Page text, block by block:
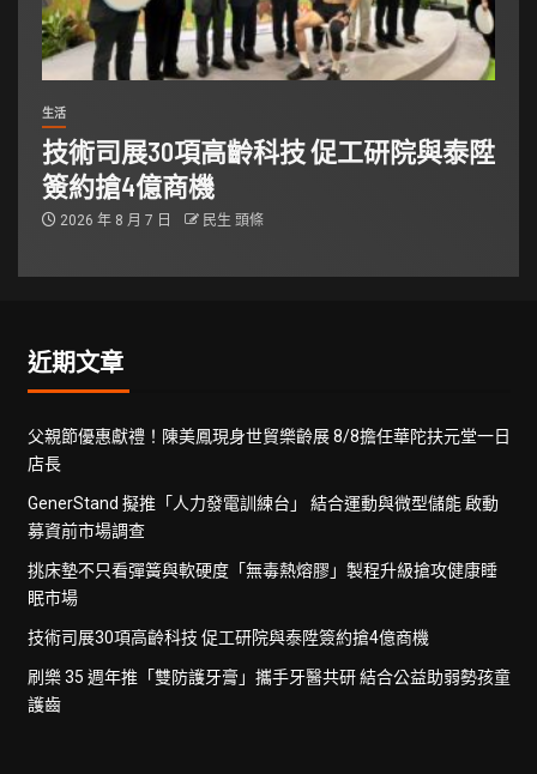
生活
技術司展30項高齡科技 促工研院與泰陞
簽約搶4億商機
2026 年 8 月 7 日 民生 頭條
近期文章
父親節優惠獻禮！陳美鳳現身世貿樂齡展 8/8擔任華陀扶元堂一日
店長
GenerStand 擬推「人力發電訓練台」 結合運動與微型儲能 啟動
募資前市場調查
挑床墊不只看彈簧與軟硬度「無毒熱熔膠」製程升級搶攻健康睡
眠市場
技術司展30項高齡科技 促工研院與泰陞簽約搶4億商機
刷樂 35 週年推「雙防護牙膏」攜手牙醫共研 結合公益助弱勢孩童
護齒